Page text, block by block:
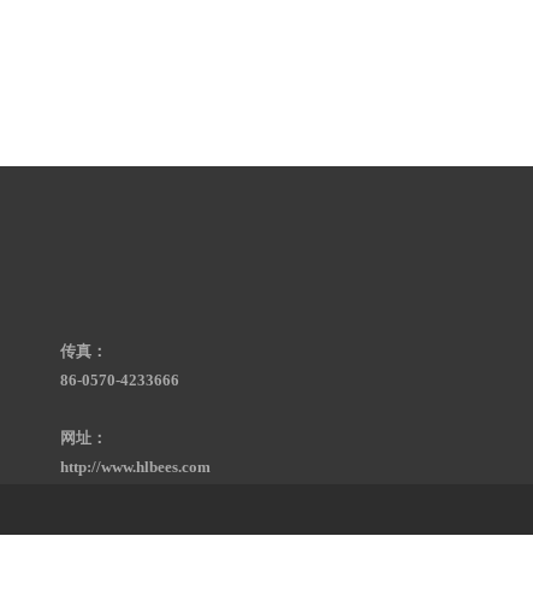
传真：
86-0570-4233666
网址：
http://www.hlbees.com